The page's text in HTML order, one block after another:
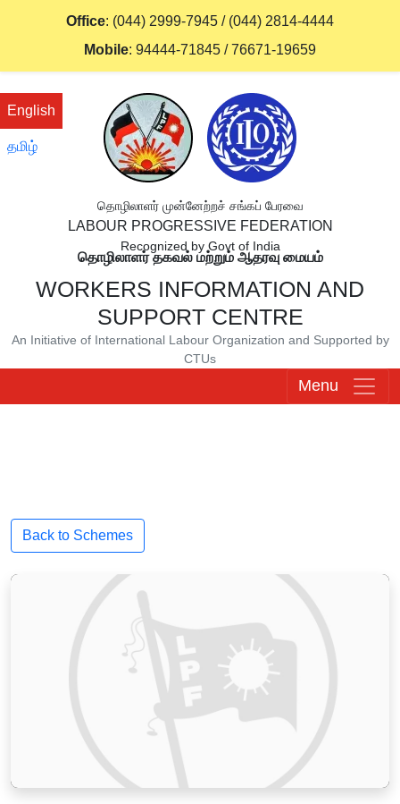
Office: (044) 2999-7945 / (044) 2814-4444
Mobile: 94444-71845 /76671-19659
English
தமிழ்
தொழிலாளர் முன்னேற்றச் சங்கப் பேரவை
LABOUR PROGRESSIVE FEDERATION
Recognized by Govt of India
தொழிலாளர் தகவல் மற்றும் ஆதரவு மையம்
WORKERS INFORMATION AND
SUPPORT CENTRE
An Initiative of International Labour Organization and Supported by
CTUs
Menu
Back to Schemes